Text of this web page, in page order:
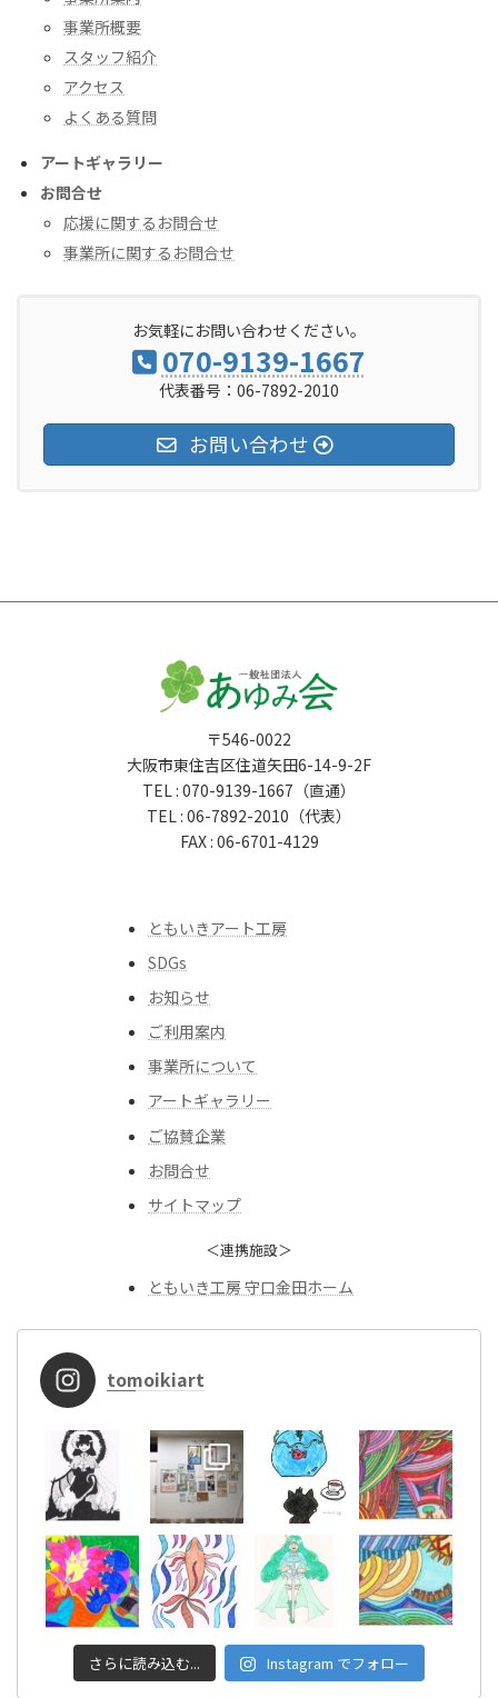
事業所概要
スタッフ紹介
アクセス
よくある質問
アートギャラリー
お問合せ
応援に関するお問合せ
事業所に関するお問合せ
お気軽にお問い合わせください。
070-9139-1667
代表番号：06-7892-2010
お問い合わせ
〒546-0022
大阪市東住吉区住道矢田6-14-9-2F
TEL : 070-9139-1667（直通）
TEL : 06-7892-2010（代表）
FAX : 06-6701-4129
ともいきアート工房
SDGs
お知らせ
ご利用案内
事業所について
アートギャラリー
ご協賛企業
お問合せ
サイトマップ
＜連携施設＞
ともいき工房 守口金田ホーム
tomoikiart
さらに読み込む... Instagram でフォロー